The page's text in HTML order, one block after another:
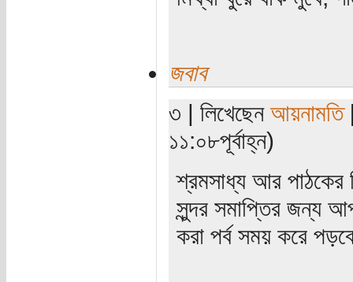
জবাব
৩ | লিখেছেন আয়নামতি
১১:০৮পূর্বাহ্ন)
শ্রমসাধ্য আর পাঠকের
সুন্দর সমাপ্তির জন্য
করা পর্ব সময় করে